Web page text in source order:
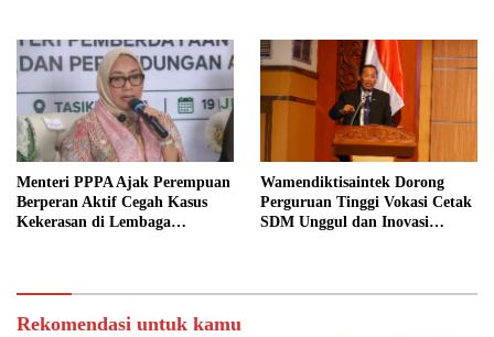
Menteri PPPA Ajak Perempuan
Berperan Aktif Cegah Kasus
Kekerasan di Lembaga
Wamendiktisaintek Dorong
Perguruan Tinggi Vokasi Cetak
SDM Unggul dan Inovasi
Rekomendasi untuk kamu